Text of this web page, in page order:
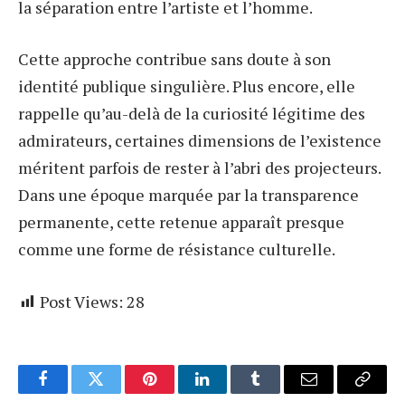
la séparation entre l’artiste et l’homme.
Cette approche contribue sans doute à son
identité publique singulière. Plus encore, elle
rappelle qu’au-delà de la curiosité légitime des
admirateurs, certaines dimensions de l’existence
méritent parfois de rester à l’abri des projecteurs.
Dans une époque marquée par la transparence
permanente, cette retenue apparaît presque
comme une forme de résistance culturelle.
Post Views: 28
FacebookTwitter PinterestLinkedInTumblr Email
Copy